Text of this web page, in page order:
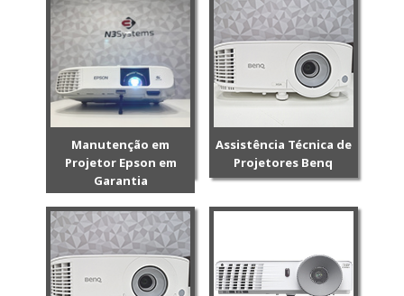
Manutenção em
Projetor Epson em
Garantia
Assistência Técnica de
Projetores Benq